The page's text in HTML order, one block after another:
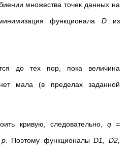
множества точек данных на
функционала Dиз
до тех пор, пока величина
мала (в пределах заданной
кривую, следовательно, q=
p. Поэтому функционалыD1 D2